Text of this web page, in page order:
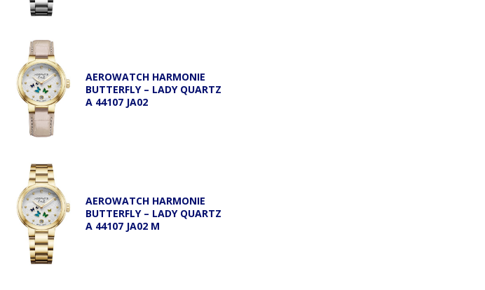
AEROWATCH HARMONIE
BUTTERFLY – LADY QUARTZ
A 44107 JA02
AEROWATCH HARMONIE
BUTTERFLY – LADY QUARTZ
A 44107 JA02 M